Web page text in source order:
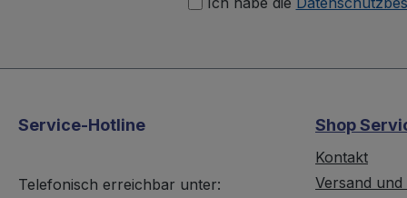
Service-Hotline
Telefonisch erreichbar unter:
Shop
Kontakt
Versand